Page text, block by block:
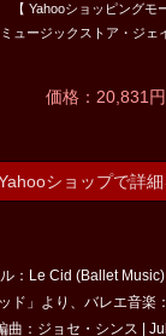
【 Yahooショッピングモ
ミュージックストア・ジェ
価格：20,831円
ショップで詳細
：Le Cid (Ballet
ド」より、バレエ音楽
曲：ジョセ・シンス |